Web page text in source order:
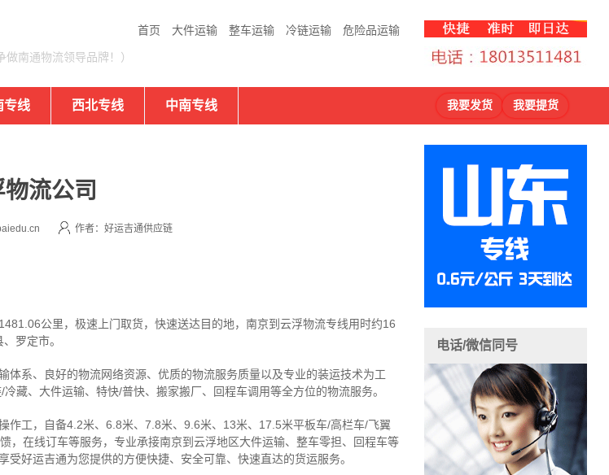
首页 大件运输 整车运输 冷链运输 危险品运输
做南通物流领导品牌！）
专线 西北专线 中南专线 我要发货 我要提货
流公司
作者：好运吉通供应链
公里， 极速上门取货，快速送达目的地，南京到云浮物流专线用时约16
罗定市。
系、良好的物流网络资源、优质的物流服务质量以及专业的装运技术为工
冷藏、大件运输、特快/普快、搬家搬厂、回程车调用等全方位的物流服务。
作工，自备4.2米、6.8米、7.8米、9.6米、13米、17.5米平板车/高栏车/飞翼
，在线订车等服务， 专业承接南京到云浮地区大件运输、整车零担、回程车等
受好运吉通为您提供的方便快捷、安全可靠、快速直达的货运服务。
电话/微信同号